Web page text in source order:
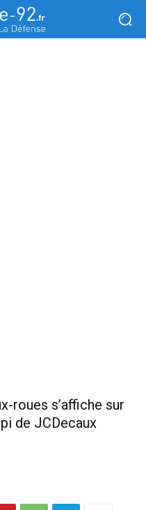
roues s’affiche sur
de JCDecaux